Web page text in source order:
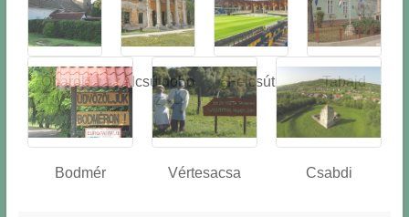
Óbarok
Alcsútdobo
z
Felcsút Tabajd
Bodmér Vértesacsa Csabdi